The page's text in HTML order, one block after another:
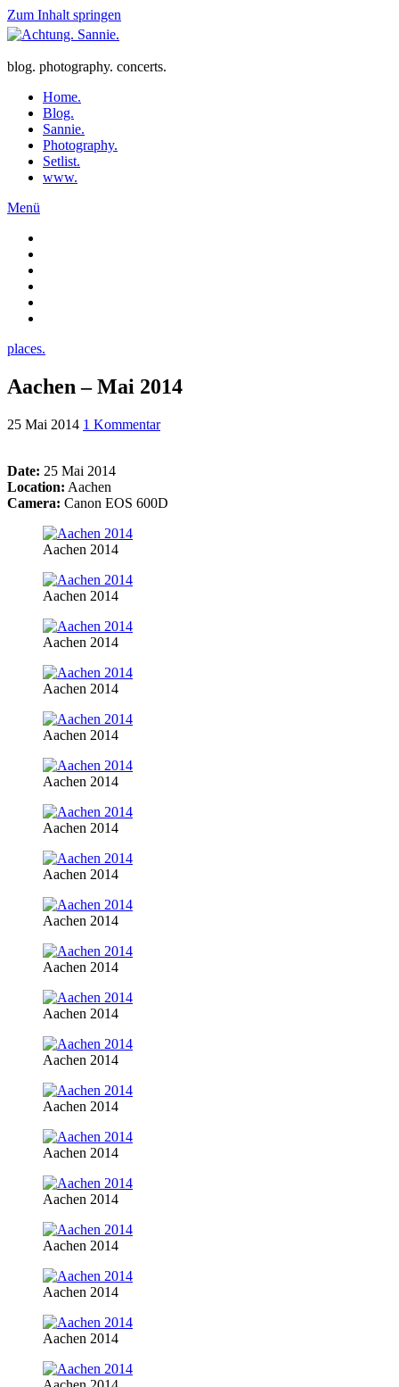
Zum Inhalt springen
blog. photography. concerts.
Home.
Blog.
Sannie.
Photography.
Setlist.
www.
Menü
places.
Aachen – Mai 2014
25 Mai 2014 1 Kommentar
Date: 25 Mai 2014
Location: Aachen
Camera: Canon EOS 600D
Aachen 2014
Aachen 2014
Aachen 2014
Aachen 2014
Aachen 2014
Aachen 2014
Aachen 2014
Aachen 2014
Aachen 2014
Aachen 2014
Aachen 2014
Aachen 2014
Aachen 2014
Aachen 2014
Aachen 2014
Aachen 2014
Aachen 2014
Aachen 2014